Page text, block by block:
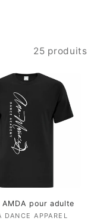
25 produits
pour adulte
Fournisseur :
DANCE APPAREL